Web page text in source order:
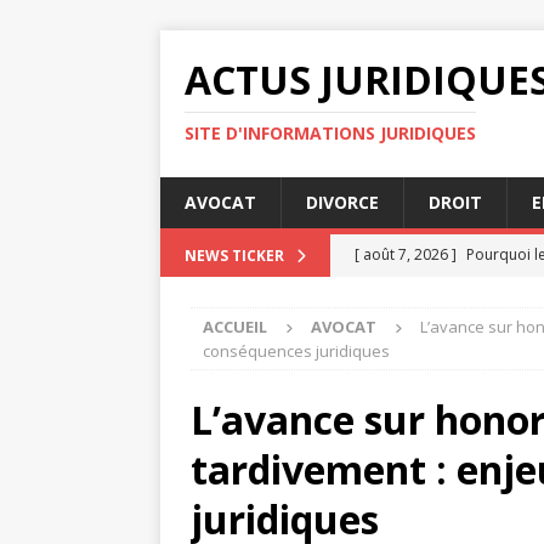
ACTUS
SITE D'INFORMATIONS JURIDIQUES
AVOCAT DIVORCE DROIT
NEWS TICKER [ août 7, 2026 ] Pourquoi
[ août 7, 2026 ] Quelles
[ août 6, 2026 ] La RGPD
[ août 8, 2026 ]
ACCUEIL AVOCAT
L’avance sur
conséquences juridiques
L’avance sur
tardivement :
juridiques